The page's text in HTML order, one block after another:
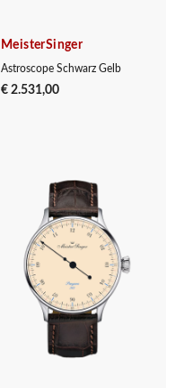
MeisterSinger
Astroscope Schwarz Gelb
€ 2.531,00